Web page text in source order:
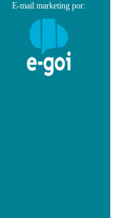
E-mail marketing por: